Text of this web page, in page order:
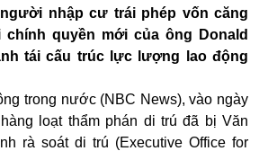
nhập cư trái phép vốn căng
chính quyền mới của ông Donald
tái cấu trúc lực lượng lao động
trong nước (NBC News), vào ngày
loạt thẩm phán di trú đã bị Văn
rà soát di trú (Executive Office for